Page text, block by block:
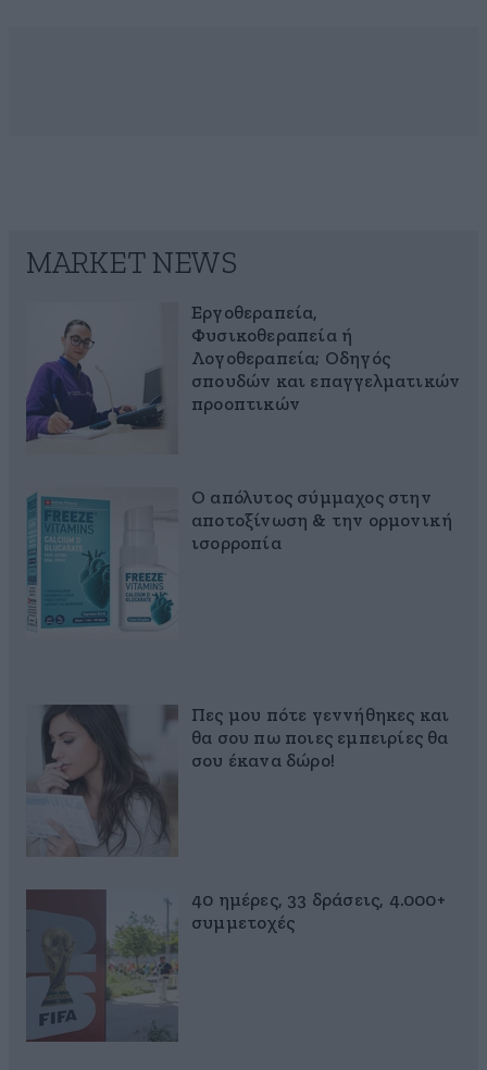
MARKET NEWS
Εργοθεραπεία,
Φυσικοθεραπεία ή
Λογοθεραπεία; Οδηγός
σπουδών και επαγγελματικών
προοπτικών
Ο απόλυτος σύμμαχος στην
αποτοξίνωση & την ορμονική
ισορροπία
Πες μου πότε γεννήθηκες και
θα σου πω ποιες εμπειρίες θα
σου έκανα δώρο!
40 ημέρες, 33 δράσεις, 4.000+
συμμετοχές